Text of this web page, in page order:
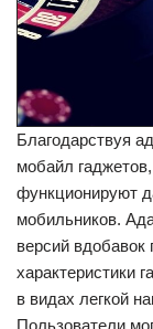
Благодарствуя
мобайл
функционируют
мобильников.
версий
характеристики
в видах легкой
Пользователи